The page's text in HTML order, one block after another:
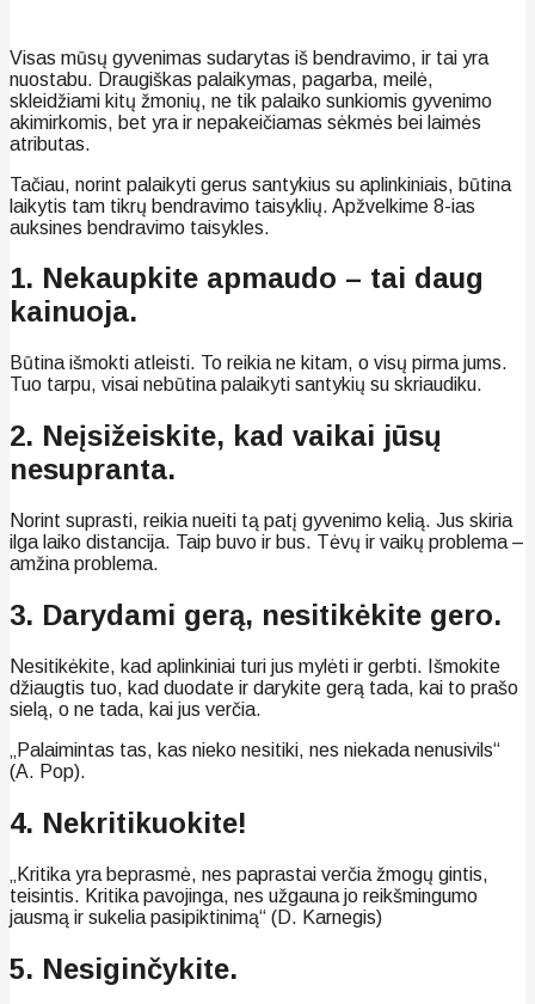
Visas mūsų gyvenimas sudarytas iš bendravimo, ir tai yra
nuostabu. Draugiškas palaikymas, pagarba, meilė,
skleidžiami kitų žmonių, ne tik palaiko sunkiomis gyvenimo
akimirkomis, bet yra ir nepakeičiamas sėkmės bei laimės
atributas.
Tačiau, norint palaikyti gerus santykius su aplinkiniais, būtina
laikytis tam tikrų bendravimo taisyklių. Apžvelkime 8-ias
auksines bendravimo taisykles.
1. Nekaupkite apmaudo – tai daug
kainuoja.
Būtina išmokti atleisti. To reikia ne kitam, o visų pirma jums.
Tuo tarpu, visai nebūtina palaikyti santykių su skriaudiku.
2. Neįsižeiskite, kad vaikai jūsų
nesupranta.
Norint suprasti, reikia nueiti tą patį gyvenimo kelią. Jus skiria
ilga laiko distancija. Taip buvo ir bus. Tėvų ir vaikų problema –
amžina problema.
3. Darydami gerą, nesitikėkite gero.
Nesitikėkite, kad aplinkiniai turi jus mylėti ir gerbti. Išmokite
džiaugtis tuo, kad duodate ir darykite gerą tada, kai to prašo
sielą, o ne tada, kai jus verčia.
„Palaimintas tas, kas nieko nesitiki, nes niekada nenusivils“
(A. Pop).
4. Nekritikuokite!
„Kritika yra beprasmė, nes paprastai verčia žmogų gintis,
teisintis. Kritika pavojinga, nes užgauna jo reikšmingumo
jausmą ir sukelia pasipiktinimą“ (D. Karnegis)
5. Nesiginčykite.